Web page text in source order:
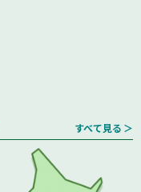
すべて見る ＞